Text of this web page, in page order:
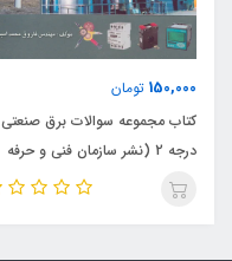
150,000 تومان
کتاب مجموعه سوالات برق صنعتی
درجه 2 (نشر سازمان فنی و حرفه
ای)